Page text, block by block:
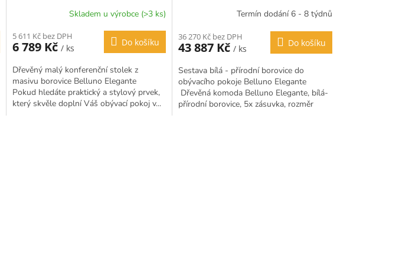
Skladem u výrobce (>3 ks)
5 611 Kč bez DPH
6 789 Kč / ks
Do košíku
Dřevěný malý konferenční stolek z
masivu borovice Belluno Elegante
Pokud hledáte praktický a stylový prvek,
který skvěle doplní Váš obývací pokoj v...
Termín dodání 6 - 8 týdnů
36 270 Kč bez DPH
43 887 Kč / ks
Do košíku
Sestava bílá - přírodní borovice do
obývacího pokoje Belluno Elegante
Dřevěná komoda Belluno Elegante, bílá-
přírodní borovice, 5x zásuvka, rozměr